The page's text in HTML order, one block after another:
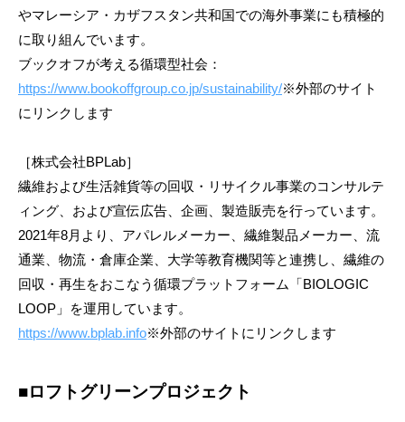
やマレーシア・カザフスタン共和国での海外事業にも積極的
に取り組んでいます。
ブックオフが考える循環型社会：
https://www.bookoffgroup.co.jp/sustainability/※外部のサイト
にリンクします
［株式会社BPLab］
繊維および生活雑貨等の回収・リサイクル事業のコンサルテ
ィング、および宣伝広告、企画、製造販売を行っています。
2021年8月より、アパレルメーカー、繊維製品メーカー、流
通業、物流・倉庫企業、大学等教育機関等と連携し、繊維の
回収・再生をおこなう循環プラットフォーム「BIOLOGIC
LOOP」を運用しています。
https://www.bplab.info※外部のサイトにリンクします
■ロフトグリーンプロジェクト